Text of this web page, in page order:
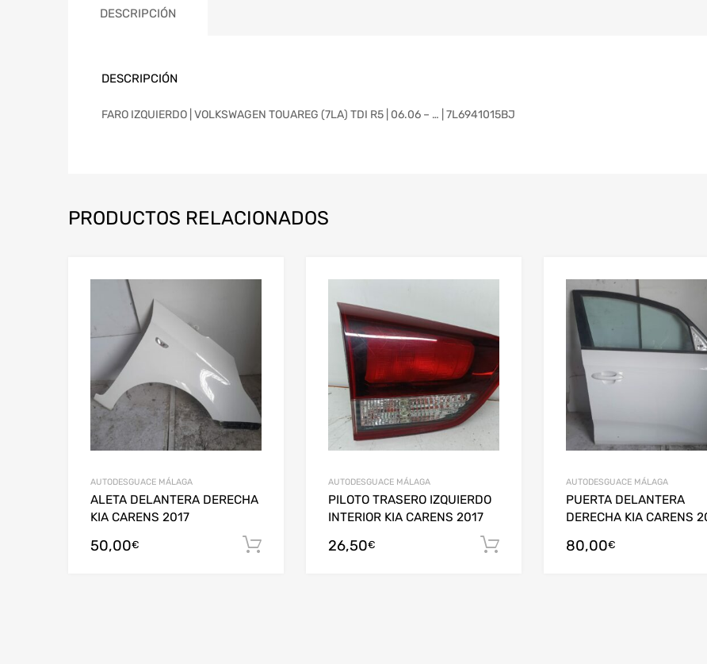
DESCRIPCIÓN
DESCRIPCIÓN
FARO IZQUIERDO | VOLKSWAGEN TOUAREG (7LA) TDI R5 | 06.06 – … | 7L6941015BJ
PRODUCTOS RELACIONADOS
AUTODESGUACE MÁLAGA
ALETA DELANTERA DERECHA
KIA CARENS 2017
50,00€ Añadir al carrito
AUTODESGUACE MÁLAGA
PILOTO TRASERO IZQUIERDO
INTERIOR KIA CARENS 2017
26,50€ Añadir al carrito
AUTODESGUACE MÁLAGA
PUERTA DELANTERA
DERECHA KIA CARENS
80,00€